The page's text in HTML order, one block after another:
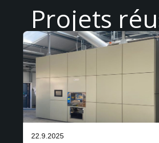
Projets
22.9.2025